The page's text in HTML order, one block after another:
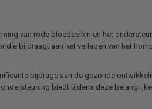
van rode bloedcellen en het
bijdraagt aan het verlagen van het
bijdrage aan de gezonde
biedt tijdens deze